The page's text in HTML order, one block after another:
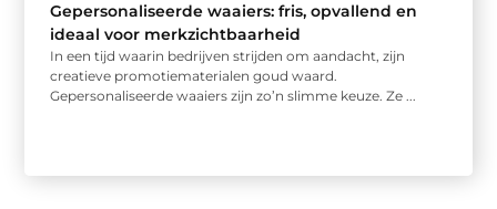
Gepersonaliseerde waaiers: fris, opvallend en
ideaal voor merkzichtbaarheid
In een tijd waarin bedrijven strijden om aandacht, zijn
creatieve promotiematerialen goud waard.
Gepersonaliseerde waaiers zijn zo’n slimme keuze. Ze ...